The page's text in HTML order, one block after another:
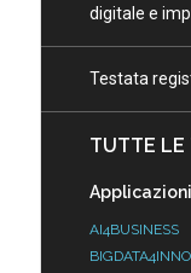
digitale e
Testata
TUTTE LE
AI4BUSINESS